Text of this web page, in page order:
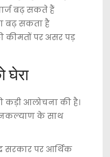
बढ़ सकते हैं
बढ़ सकता है
कीमतों पर असर पड़
घेरा
कड़ी आलोचना की है।
के साथ
सरकार पर आर्थिक